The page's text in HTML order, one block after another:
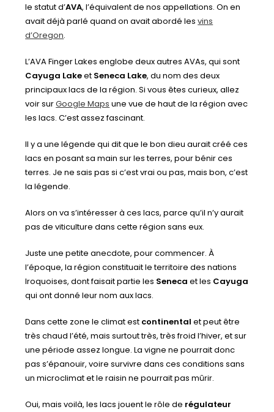
le statut d’AVA, l’équivalent de nos appellations. On en
avait déjà parlé quand on avait abordé lesvins
d’Oregon.
L’AVA Finger Lakes englobe deux autres AVAs, qui sont
Cayuga Lakeet Seneca Lake, du nom des deux
principaux lacs de la région. Si vous êtes curieux, allez
voir surGoogle Maps une vue de haut de la région avec
les lacs. C’est assez fascinant.
Il y a une légende qui dit que le bon dieu aurait créé ces
lacs en posant sa main sur les terres, pour bénir ces
terres. Je ne sais pas si c’est vrai ou pas, mais bon, c’est
la légende.
Alors on va s’intéresser à ces lacs, parce qu’il n’y aurait
pas de viticulture dans cette région sans eux.
Juste une petite anecdote, pour commencer. À
l’époque, la région constituait le territoire des nations
Iroquoises, dont faisait partie les Seneca et les Cayuga
qui ont donné leur nom aux lacs.
Dans cette zone le climat est continental et peut être
très chaud l’été, mais surtout très, très froid l’hiver, et sur
une période assez longue. La vigne ne pourrait donc
pas s’épanouir, voire survivre dans ces conditions sans
un microclimat et le raisin ne pourrait pas mûrir.
Oui, mais voilà, les lacs jouent le rôle de régulateur